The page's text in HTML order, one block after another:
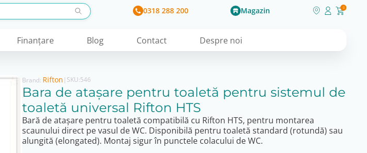
0318 288 200 Magazin 0
Finanţare Blog Contact Despre noi
Brand: Rifton | SKU:546
Bara de ataşare pentru toaletă pentru sistemul de
toaletă universal Rifton HTS
Bară de atașare pentru toaletă compatibilă cu Rifton HTS, pentru montarea
scaunului direct pe vasul de WC. Disponibilă pentru toaletă standard (rotundă) sau
alungită (elongated). Montaj sigur în punctele colacului de WC.